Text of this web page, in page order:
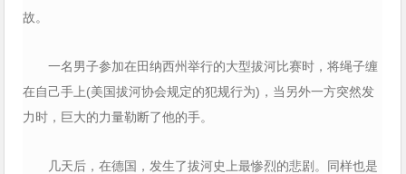
故。
一名男子参加在田纳西州举行的大型拔河比赛时，将绳子缠
在自己手上(美国拔河协会规定的犯规行为)，当另外一方突然发
力时，巨大的力量勒断了他的手。
几天后，在德国，发生了拔河史上最惨烈的悲剧。同样也是